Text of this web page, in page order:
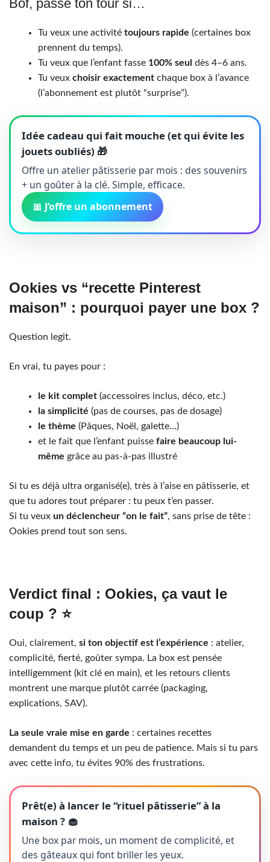
Bof, passe ton tour si…
Tu veux une activité toujours rapide (certaines box
prennent du temps).
Tu veux que l’enfant fasse 100% seul dès 4–6 ans.
Tu veux choisir exactement chaque box à l’avance
(l’abonnement est plutôt “surprise”).
Idée cadeau qui fait mouche (et qui évite les
jouets oubliés) 🎁
Offre un atelier pâtisserie par mois : des souvenirs
+ un goûter à la clé. Simple, efficace.
🎀 J’offre un abonnement
Ookies vs “recette Pinterest
maison” : pourquoi payer une box ?
Question legit.
En vrai, tu payes pour :
le kit complet (accessoires inclus, déco, etc.)
la simplicité (pas de courses, pas de dosage)
le thème (Pâques, Noël, galette…)
et le fait que l’enfant puisse faire beaucoup lui-
même grâce au pas-à-pas illustré
Si tu es déjà ultra organisé(e), très à l’aise en pâtisserie, et
que tu adores tout préparer : tu peux t’en passer.
Si tu veux un déclencheur “on le fait”, sans prise de tête :
Ookies prend tout son sens.
Verdict final : Ookies, ça vaut le
coup ? ⭐
Oui, clairement, si ton objectif est l’expérience : atelier,
complicité, fierté, goûter sympa. La box est pensée
intelligemment (kit clé en main), et les retours clients
montrent une marque plutôt carrée (packaging,
explications, SAV).
La seule vraie mise en garde : certaines recettes
demandent du temps et un peu de patience. Mais si tu pars
avec cette info, tu évites 90% des frustrations.
Prêt(e) à lancer le “rituel pâtisserie” à la
maison ? 🧁
Une box par mois, un moment de complicité, et
des gâteaux qui font briller les yeux.